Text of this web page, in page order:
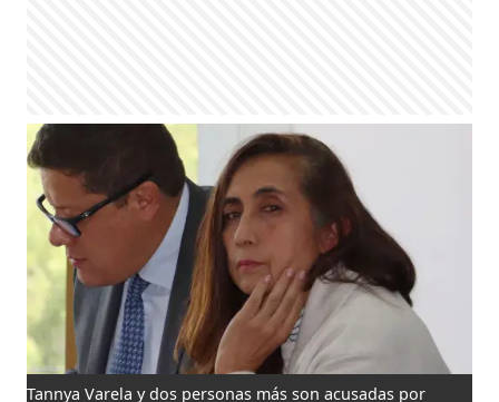
Tannya Varela y dos personas más son acusadas por